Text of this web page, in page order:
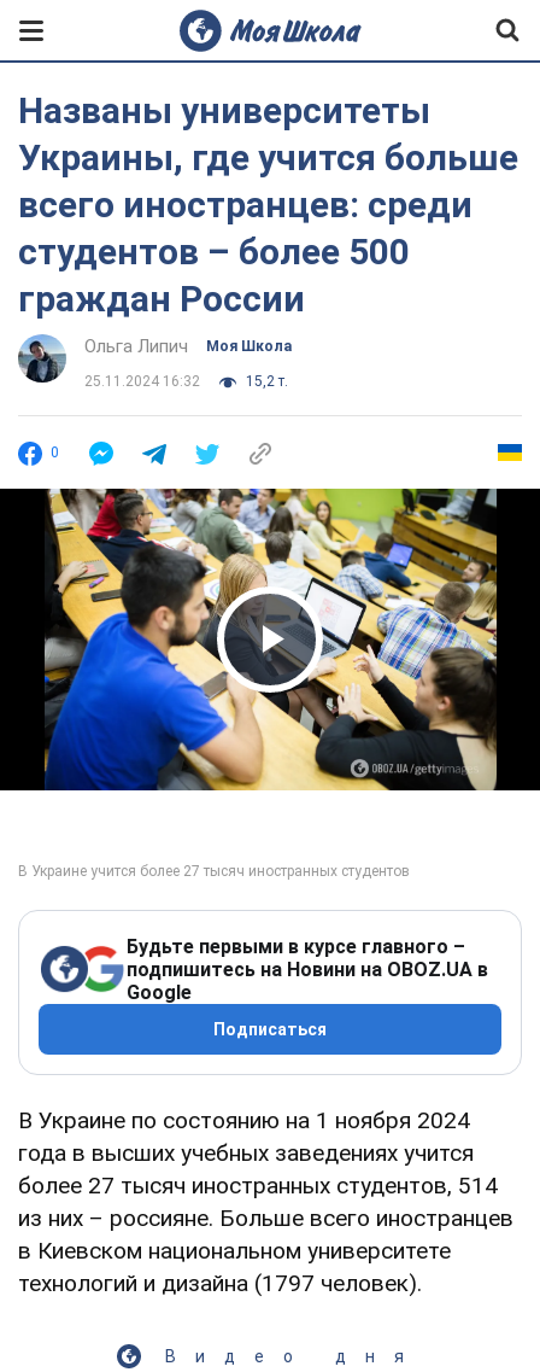
Названы университеты
Украины, где учится больше
всего иностранцев: среди
студентов – более 500
граждан России
Ольга Липич Моя Школа
25.11.2024 16:32 15,2 т.
0
Play Video
Будьте первыми в курсе главного –
подпишитесь на Новини на OBOZ.UA в
Google
Подписаться
В Украине по состоянию на 1 ноября 2024
года в высших учебных заведениях учится
более 27 тысяч иностранных студентов, 514
из них – россияне. Больше всего иностранцев
в Киевском национальном университете
технологий и дизайна (1797 человек).
Видео дня